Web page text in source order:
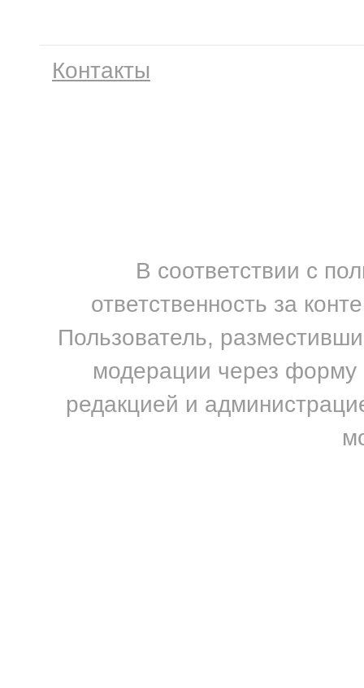
Контакты
В соответствии с
ответственность за
Пользователь,
модерации через форму
редакцией и